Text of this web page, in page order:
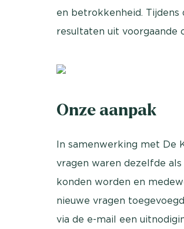
en betrokkenheid.
resultaten uit voorgaande
Onze aanpak
In samenwerking met De
vragen waren dezelfde
konden worden en
nieuwe vragen
via de e-mail een